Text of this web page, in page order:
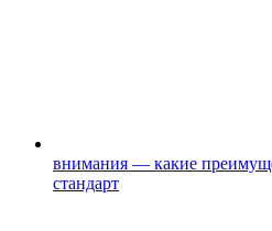
внимания — какие
стандарт